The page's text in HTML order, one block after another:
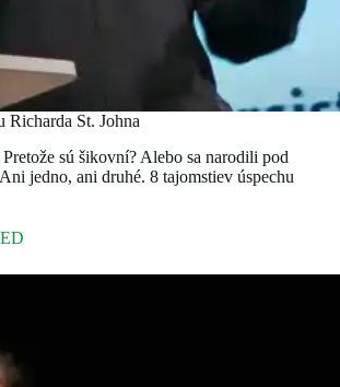
Richarda St. Johna
sú šikovní? Alebo sa narodili pod
jedno, ani druhé. 8 tajomstiev úspechu